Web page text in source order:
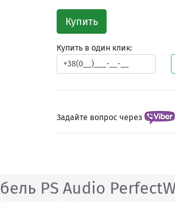
Купить
Купить в один клик:
Задайте вопрос через
PS Audio